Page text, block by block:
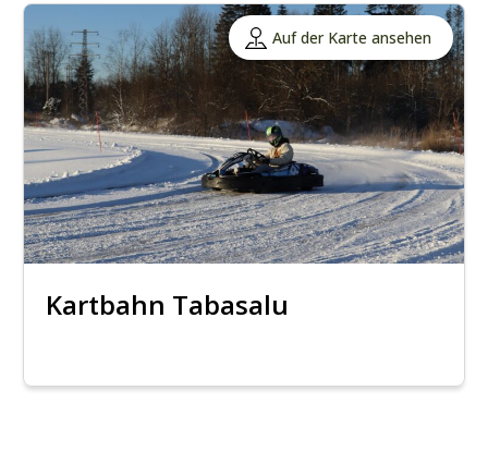
Auf der Karte ansehen
Kartbahn Tabasalu